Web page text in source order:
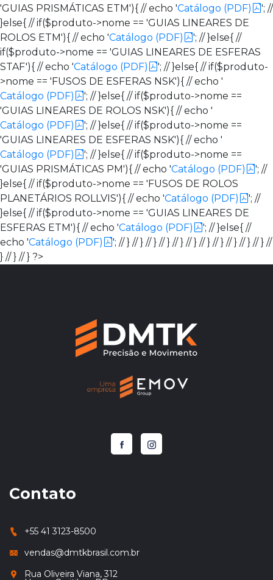
'GUIAS PRISMÁTICAS ETM'){ // echo 'Catálogo (PDF)
'; //
}else{ // if($produto->nome == 'GUIAS LINEARES DE
ROLOS ETM'){ // echo 'Catálogo (PDF)
'; // }else{ //
if($produto->nome == 'GUIAS LINEARES DE ESFERAS
STAF'){ // echo 'Catálogo (PDF)
'; // }else{ // if($produto-
>nome == 'FUSOS DE ESFERAS NSK'){ // echo '
Catálogo (PDF)
'; // }else{ // if($produto->nome ==
'GUIAS LINEARES DE ROLOS NSK'){ // echo '
Catálogo (PDF)
'; // }else{ // if($produto->nome ==
'GUIAS LINEARES DE ESFERAS NSK'){ // echo '
Catálogo (PDF)
'; // }else{ // if($produto->nome ==
'GUIAS PRISMÁTICAS PM'){ // echo 'Catálogo (PDF)
'; //
}else{ // if($produto->nome == 'FUSOS DE ROLOS
PLANETÁRIOS ROLLVIS'){ // echo 'Catálogo (PDF)
'; //
}else{ // if($produto->nome == 'GUIAS LINEARES DE
ESFERAS ETM'){ // echo 'Catálogo (PDF)
'; // }else{ //
echo 'Catálogo (PDF)
'; // } // } // } // } // } // } // } // } // } // } // } //
} // } // } ?>
Contato
+55 41 3123-8500
vendas@dmtkbrasil.com.br
Rua Oliveira Viana, 312